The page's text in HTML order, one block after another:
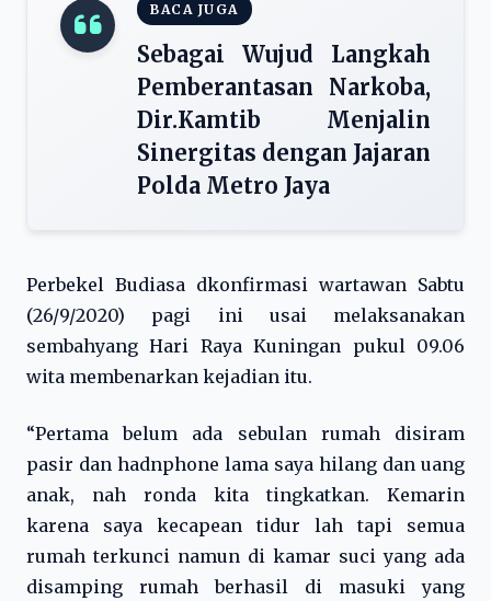
BACA JUGA
Sebagai Wujud Langkah
Pemberantasan Narkoba,
Dir.Kamtib Menjalin
Sinergitas dengan Jajaran
Polda Metro Jaya
Perbekel Budiasa dkonfirmasi wartawan Sabtu
(26/9/2020) pagi ini usai melaksanakan
sembahyang Hari Raya Kuningan pukul 09.06
wita membenarkan kejadian itu.
“Pertama belum ada sebulan rumah disiram
pasir dan hadnphone lama saya hilang dan uang
anak, nah ronda kita tingkatkan. Kemarin
karena saya kecapean tidur lah tapi semua
rumah terkunci namun di kamar suci yang ada
disamping rumah berhasil di masuki yang